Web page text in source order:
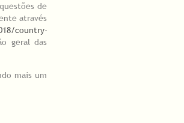
de
através
country-
geral das
mais um